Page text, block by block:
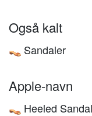
Også kalt
👡 Sandaler
Apple-navn
👡 Heeled Sandal